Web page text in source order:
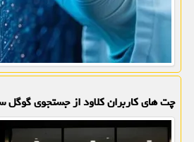
چت های کاربران کلاود از جستجوی گوگل